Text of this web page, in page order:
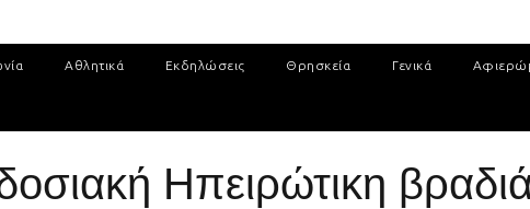
Αθλητικά Εκδηλώσεις Θρησκεία Γενικά
Ηπειρώτικη